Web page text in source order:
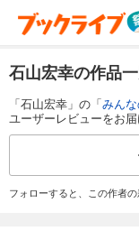
石山宏幸の作品
「石山宏幸」の「みん
ユーザーレビューをお届
フォローすると、この作者